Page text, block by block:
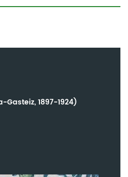
1897-1924)